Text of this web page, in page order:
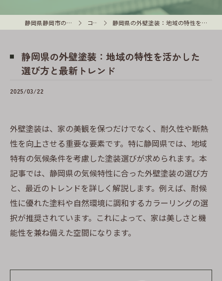
静岡県静岡市の外壁塗装はMyC コラム 静岡県の外壁塗装：地域の特性を活かした選び方と最新トレンド
静岡県の外壁塗装：地域の特性を活かした
選び方と最新トレンド
2025/03/22
外壁塗装は、家の美観を保つだけでなく、耐久性や断熱
性を向上させる重要な要素です。特に静岡県では、地域
特有の気候条件を考慮した塗装選びが求められます。本
記事では、静岡県の気候特性に合った外壁塗装の選び方
と、最近のトレンドを詳しく解説します。例えば、耐候
性に優れた塗料や自然環境に調和するカラーリングの選
択が推奨されています。これによって、家は美しさと機
能性を兼ね備えた空間になります。